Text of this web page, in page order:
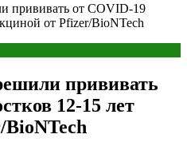
прививать от COVID-19
от Pfizer/BioNTech
прививать
12-15 лет